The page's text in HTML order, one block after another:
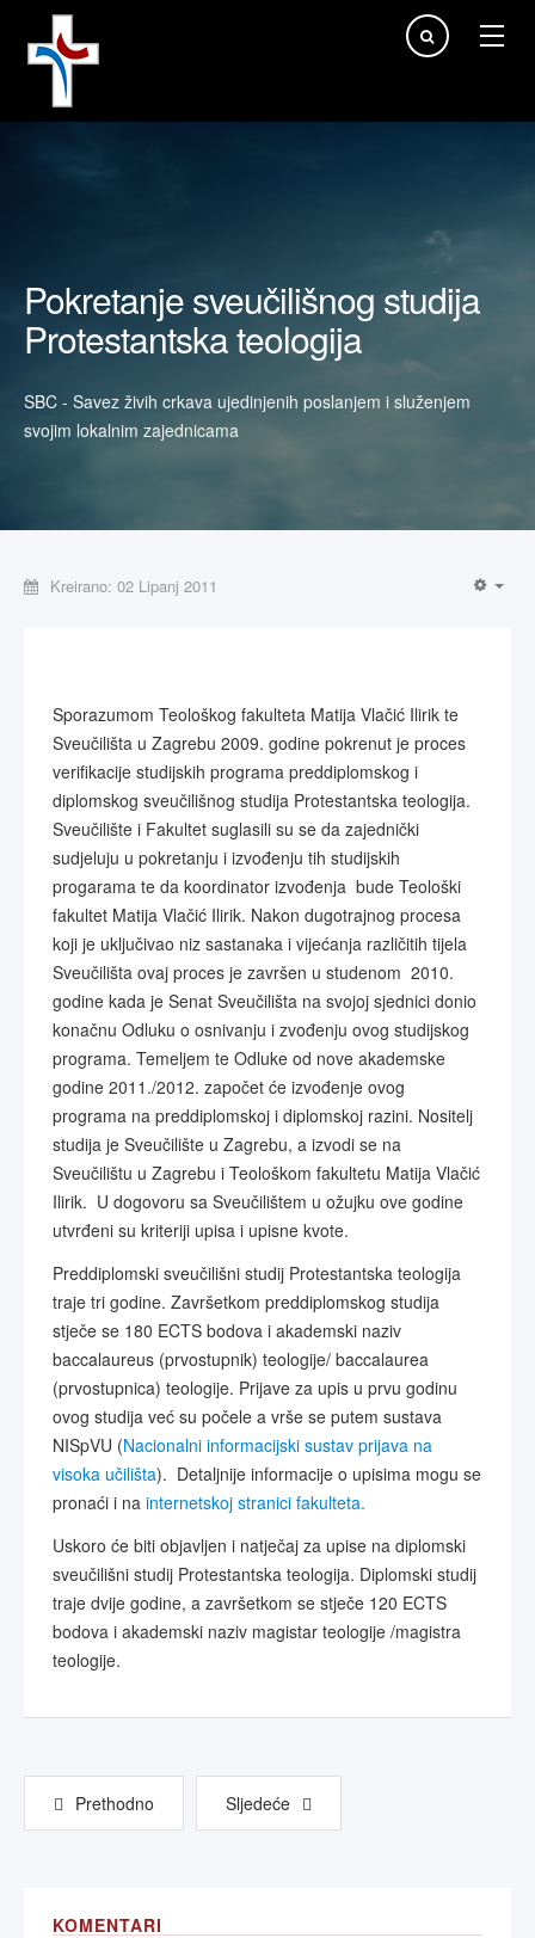
Traži...
Pokretanje sveučilišnog studija
Protestantska teologija
SBC - Savez živih crkava ujedinjenih poslanjem i služenjem
svojim lokalnim zajednicama
Kreirano: 02 Lipanj 2011
Sporazumom Teološkog fakulteta Matija Vlačić Ilirik te
Sveučilišta u Zagrebu 2009. godine pokrenut je proces
verifikacije studijskih programa preddiplomskog i
diplomskog sveučilišnog studija Protestantska teologija.
Sveučilište i Fakultet suglasili su se da zajednički
sudjeluju u pokretanju i izvođenju tih studijskih
progarama te da koordinator izvođenja bude Teološki
fakultet Matija Vlačić Ilirik. Nakon dugotrajnog procesa
koji je uključivao niz sastanaka i vijećanja različitih tijela
Sveučilišta ovaj proces je završen u studenom 2010.
godine kada je Senat Sveučilišta na svojoj sjednici donio
konačnu Odluku o osnivanju i zvođenju ovog studijskog
programa. Temeljem te Odluke od nove akademske
godine 2011./2012. započet će izvođenje ovog
programa na preddiplomskoj i diplomskoj razini. Nositelj
studija je Sveučilište u Zagrebu, a izvodi se na
Sveučilištu u Zagrebu i Teološkom fakultetu Matija Vlačić
Ilirik. U dogovoru sa Sveučilištem u ožujku ove godine
utvrđeni su kriteriji upisa i upisne kvote.
Preddiplomski sveučilišni studij Protestantska teologija
traje tri godine. Završetkom preddiplomskog studija
stječe se 180 ECTS bodova i akademski naziv
baccalaureus (prvostupnik) teologije/ baccalaurea
(prvostupnica) teologije. Prijave za upis u prvu godinu
ovog studija već su počele a vrše se putem sustava
NISpVU (Nacionalni informacijski sustav prijava na
visoka učilišta). Detaljnije informacije o upisima mogu se
pronaći i na internetskoj stranici fakulteta.
Uskoro će biti objavljen i natječaj za upise na diplomski
sveučilišni studij Protestantska teologija. Diplomski studij
traje dvije godine, a završetkom se stječe 120 ECTS
bodova i akademski naziv magistar teologije /magistra
teologije.
Prethodno Sljedeće
KOMENTARI